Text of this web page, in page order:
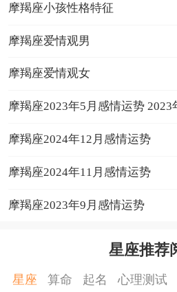
摩羯座小孩性格特征
摩羯座爱情观男
摩羯座爱情观女
摩羯座2023年5月感情运势
运程详解
摩羯座2024年12月感情运势
摩羯座2024年11月感情运势
摩羯座2023年9月感情运势
星座推荐
星座 算命 起名 心理测试